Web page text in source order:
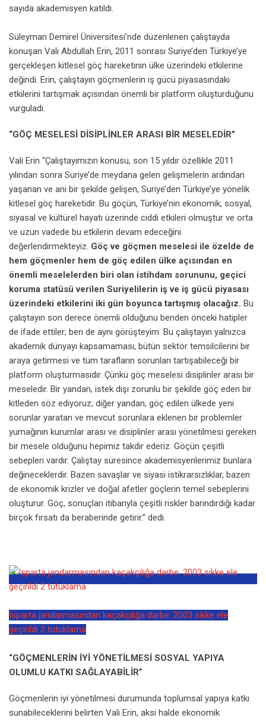
sayıda akademisyen katıldı.
Süleyman Demirel Üniversitesi’nde düzenlenen çalıştayda
konuşan Vali Abdullah Erin, 2011 sonrası Suriye’den Türkiye’ye
gerçekleşen kitlesel göç hareketinin ülke üzerindeki etkilerine
değindi. Erin, çalıştayın göçmenlerin iş gücü piyasasındaki
etkilerini tartışmak açısından önemli bir platform oluşturduğunu
vurguladı.
“GÖÇ MESELESİ DİSİPLİNLER ARASI BİR MESELEDİR”
Vali Erin “Çalıştayımızın konusu, son 15 yıldır özellikle 2011
yılından sonra Suriye’de meydana gelen gelişmelerin ardından
yaşanan ve ani bir şekilde gelişen, Suriye’den Türkiye’ye yönelik
kitlesel göç hareketidir. Bu göçün, Türkiye’nin ekonomik, sosyal,
siyasal ve kültürel hayatı üzerinde ciddi etkileri olmuştur ve orta
ve uzun vadede bu etkilerin devam edeceğini
değerlendirmekteyiz. Göç ve göçmen meselesi ile özelde de
hem göçmenler hem de göç edilen ülke açısından en
önemli meselelerden biri olan istihdam sorununu, geçici
koruma statüsü verilen Suriyelilerin iş ve iş gücü piyasası
üzerindeki etkilerini iki gün boyunca tartışmış olacağız. Bu
çalıştayın son derece önemli olduğunu benden önceki hatipler
de ifade ettiler; ben de aynı görüşteyim. Bu çalıştayın yalnızca
akademik dünyayı kapsamaması, bütün sektör temsilcilerini bir
araya getirmesi ve tüm tarafların sorunları tartışabileceği bir
platform oluşturmasıdır. Çünkü göç meselesi disiplinler arası bir
meseledir. Bir yandan, istek dışı zorunlu bir şekilde göç eden bir
kitleden söz ediyoruz; diğer yandan, göç edilen ülkede yeni
sorunlar yaratan ve mevcut sorunlara eklenen bir problemler
yumağının kurumlar arası ve disiplinler arası yönetilmesi gereken
bir mesele olduğunu hepimiz takdir ederiz. Göçün çeşitli
sebepleri vardır. Çalıştay süresince akademisyenlerimiz bunlara
değineceklerdir. Bazen savaşlar ve siyasi istikrarsızlıklar, bazen
de ekonomik krizler ve doğal afetler göçlerin temel sebeplerini
oluşturur. Göç, sonuçları itibarıyla çeşitli riskler barındırdığı kadar
birçok fırsatı da beraberinde getirir.” dedi.
Isparta jandarmasından kaçakçılığa darbe: 2003 sikke ele
geçirildi 2 tutuklama
“GÖÇMENLERİN İYİ YÖNETİLMESİ SOSYAL YAPIYA
OLUMLU KATKI SAĞLAYABİLİR”
Göçmenlerin iyi yönetilmesi durumunda toplumsal yapıya katkı
sunabileceklerini belirten Vali Erin, aksi halde ekonomik